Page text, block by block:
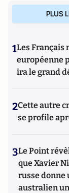
PLUS
1Les Français
européenne
ira le grand
2Cette autre
se profile
3Le Point
que Xavier
russe donne
australien